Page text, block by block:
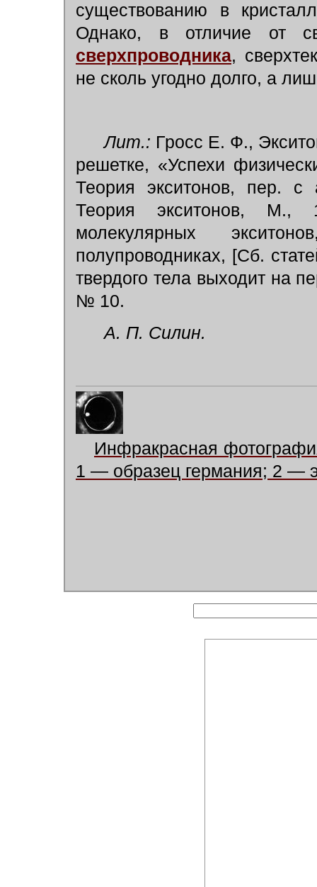
существованию в
Однако, в отличие от
сверхпроводника,
не сколь угодно долго, а
Лит.: Гросс Е. Ф.,
решетке, «Успехи
Теория экситонов, пер.
Теория экситонов,
молекулярных
полупроводниках, [Сб.
твердого тела выходит на
№ 10.
А. П. Силин.
Инфракрасная
1 — образец германия; 2 —